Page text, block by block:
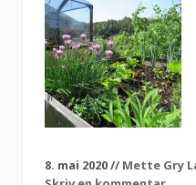
t
e
r
o
g
g
r
ø
n
s
a
8. mai 2020// Mette Gry